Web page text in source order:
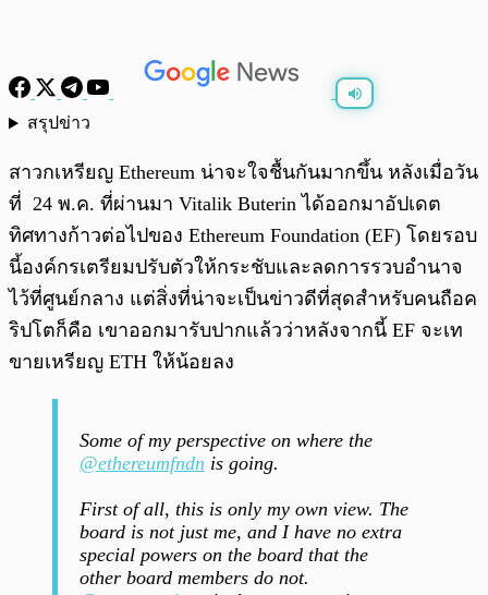
สรุปข่าว
สาวกเหรียญ Ethereum น่าจะใจชื้นกันมากขึ้น หลังเมื่อวัน
ที่ 24 พ.ค. ที่ผ่านมา Vitalik Buterin ได้ออกมาอัปเดต
ทิศทางก้าวต่อไปของ Ethereum Foundation (EF) โดยรอบ
นี้องค์กรเตรียมปรับตัวให้กระชับและลดการรวบอำนาจ
ไว้ที่ศูนย์กลาง แต่สิ่งที่น่าจะเป็นข่าวดีที่สุดสำหรับคนถือค
ริปโตก็คือ เขาออกมารับปากแล้วว่าหลังจากนี้ EF จะเท
ขายเหรียญ ETH ให้น้อยลง
Some of my perspective on where the
@ethereumfndn is going.
First of all, this is only my own view. The
board is not just me, and I have no extra
special powers on the board that the
other board members do not.